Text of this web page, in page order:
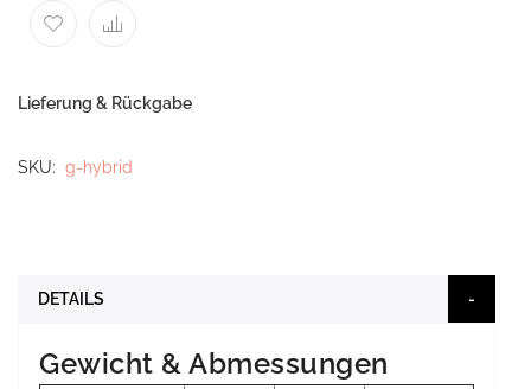
Lieferung & Rückgabe
SKU g-hybrid
DETAILS
Gewicht & Abmessungen